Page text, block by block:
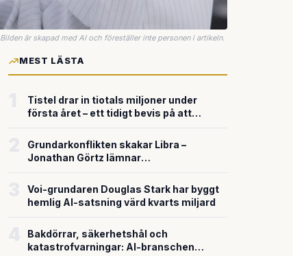
Bilden är skapad med AI och föreställer inte personen i artikeln.
MEST LÄSTA
Tistel drar in tiotals miljoner under
första året – ett tidigt bevis på att
försvarsteknik
Grundarkonflikten skakar Libra –
Jonathan Görtz lämnar
miljardvärderingen
Voi-grundaren Douglas Stark har byggt
hemlig AI-satsning värd kvarts miljard
Bakdörrar, säkerhetshål och
katastrofvarningar: AI-branschen